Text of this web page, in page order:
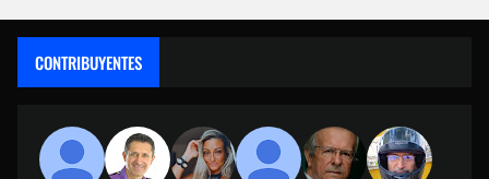
CONTRIBUYENTES